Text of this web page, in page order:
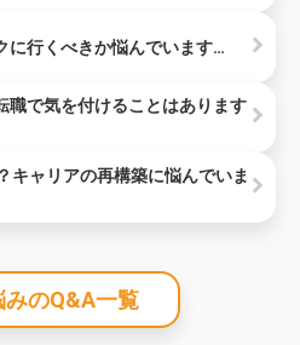
に行くべきか悩んでいます…
職で気を付けることはあります
キャリアの再構築に悩んでいま
のQ&A一覧